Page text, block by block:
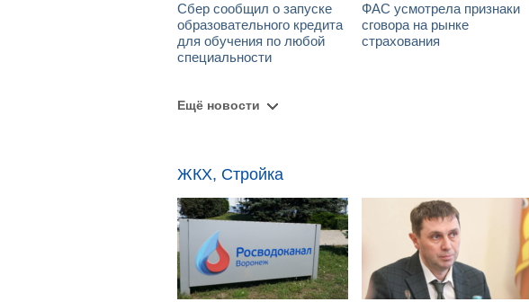
Сбер сообщил о запуске
образовательного кредита
для обучения по любой
специальности
ФАС усмотрела признаки
сговора на рынке
страхования
Ещё новости
ЖКХ, Стройка